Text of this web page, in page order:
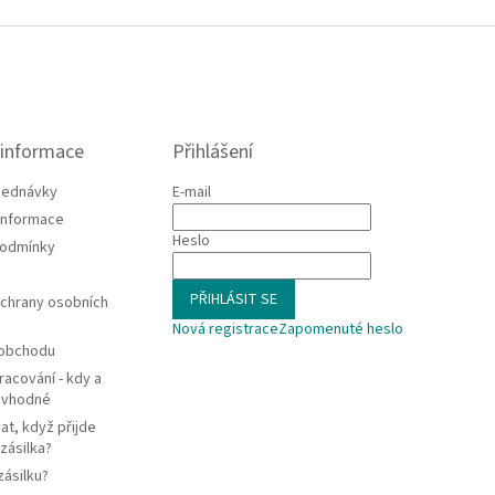
osobních
- kdy a
když přijde
Přihlášení
E-mail
Heslo
PŘIHLÁSIT SE
Nová registraceZapomenuté heslo